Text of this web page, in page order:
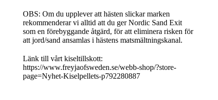
OBS: Om du upplever att hästen slickar marken
rekommenderar vi alltid att du ger Nordic Sand Exit
som en förebyggande åtgärd, för att eliminera risken för
att jord/sand ansamlas i hästens matsmältningskanal.
Länk till vårt kiseltillskott:
https://www.freyjaofsweden.se/webb-shop/?store-
page=Nyhet-Kiselpellets-p792280887